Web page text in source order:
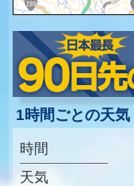
1時間ごとの天気
時間
天気